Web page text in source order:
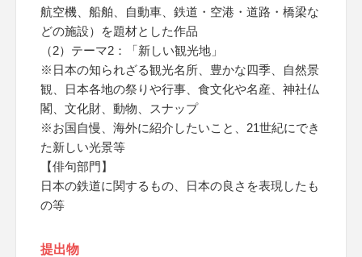
航空機、船舶、自動車、鉄道・空港・道路・橋梁な
どの施設）を題材とした作品
（2）テーマ2：「新しい観光地」
※日本の知られざる観光名所、豊かな四季、自然景
観、日本各地の祭りや行事、食文化や名産、神社仏
閣、文化財、動物、スナップ
※お国自慢、海外に紹介したいこと、21世紀にでき
た新しい光景等
【俳句部門】
日本の鉄道に関するもの、日本の良さを表現したも
の等
提出物